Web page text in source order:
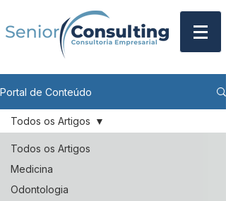
Portal de Conteúdo
Todos os Artigos
Medicina
Odontologia
Todos os Artigos